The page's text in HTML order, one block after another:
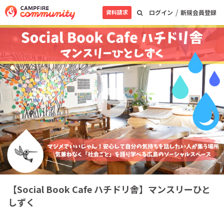
ログイン / 新規会員登録
資料請求
【Social Book Cafe ハチドリ舎】マンスリーひと
しずく